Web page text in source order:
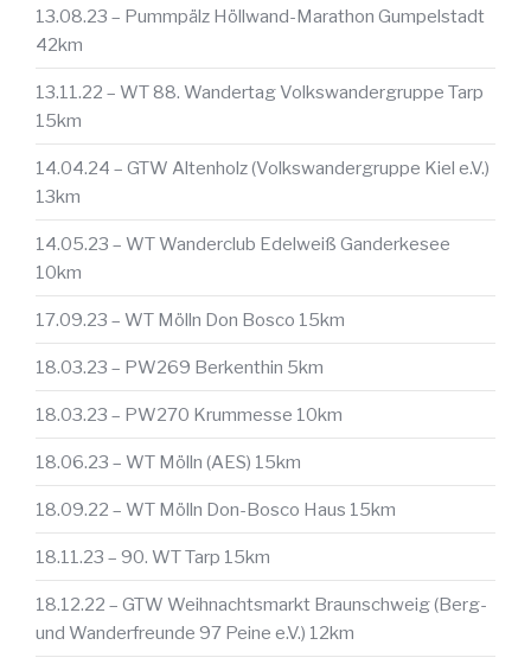
13.08.23 – Pummpälz Höllwand-Marathon Gumpelstadt
42km
13.11.22 – WT 88. Wandertag Volkswandergruppe Tarp
15km
14.04.24 – GTW Altenholz (Volkswandergruppe Kiel e.V.)
13km
14.05.23 – WT Wanderclub Edelweiß Ganderkesee
10km
17.09.23 – WT Mölln Don Bosco 15km
18.03.23 – PW269 Berkenthin 5km
18.03.23 – PW270 Krummesse 10km
18.06.23 – WT Mölln (AES) 15km
18.09.22 – WT Mölln Don-Bosco Haus 15km
18.11.23 – 90. WT Tarp 15km
18.12.22 – GTW Weihnachtsmarkt Braunschweig (Berg-
und Wanderfreunde 97 Peine e.V.) 12km